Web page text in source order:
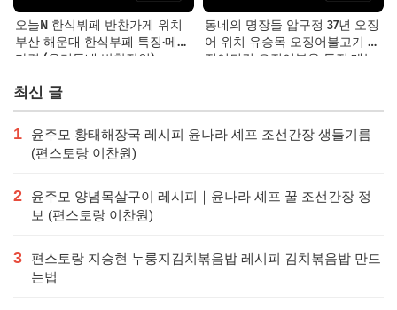
오늘N 한식뷔페 반찬가게 위치
부산 해운대 한식부페 특징·메뉴·
가격 (우리동네 반찬장인)
동네의 명장들 압구정 37년 오징
어 위치 유승목 오징어불고기 오
징어튀김 오징어볶음 특징·메뉴·
최신 글
1
윤주모 황태해장국 레시피 윤나라 셰프 조선간장 생들기름
(편스토랑 이찬원)
2
윤주모 양념목살구이 레시피｜윤나라 셰프 꿀 조선간장 정
보 (편스토랑 이찬원)
3
편스토랑 지승현 누룽지김치볶음밥 레시피 김치볶음밥 만드
는법